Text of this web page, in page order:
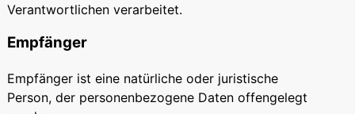
Verantwortlichen verarbeitet.
Empfänger
Empfänger ist eine natürliche oder juristische
Person, der personenbezogene Daten offengelegt